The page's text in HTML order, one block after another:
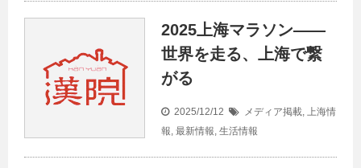
2025上海マラソン——
世界を走る、上海で繋
がる
2025/12/12 メディア掲載, 上海情
報, 最新情報, 生活情報